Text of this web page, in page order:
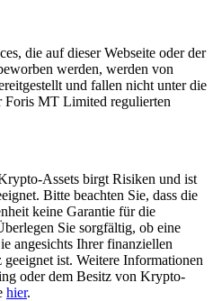
die auf dieser Webseite oder der
werden, werden von
und fallen nicht unter die
MT Limited regulierten
Assets birgt Risiken und ist
Bitte beachten Sie, dass die
keine Garantie für die
Sie sorgfältig, ob eine
angesichts Ihrer finanziellen
ist. Weitere Informationen
oder dem Besitz von Krypto-
hier.